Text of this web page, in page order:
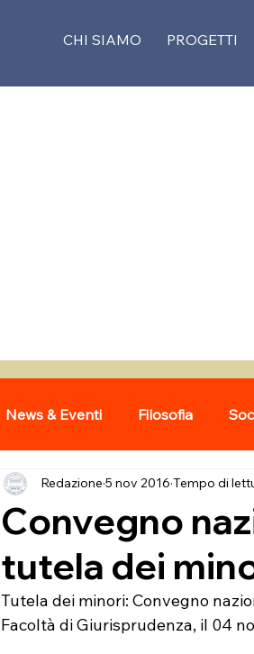
CHI SIAMO PROGETTI
News & Eventi Filosofia
Convegno
tutela dei
Redazione 5 nov 2016 Tempo di
Tutela dei minori: Convegno
Facoltà di Giurisprudenza, il 04